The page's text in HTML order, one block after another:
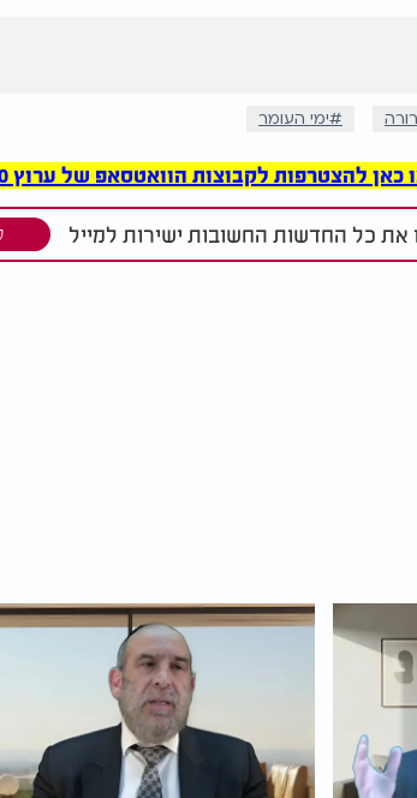
ימי העומר
להצטרפות לקבוצות הוואטסאפ של ערוץ 2000 >>>
את כל החדשות החשובות ישירות למייל